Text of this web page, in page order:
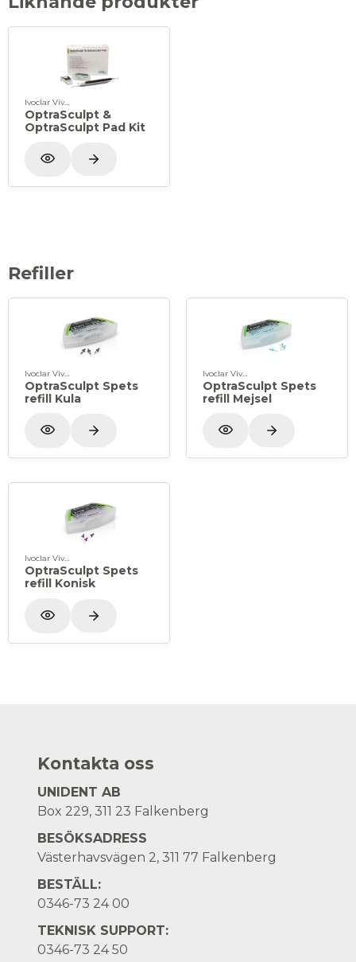
Ivoclar Vivadent
OptraSculpt &
OptraSculpt Pad Kit
Refiller
Ivoclar Vivadent
OptraSculpt Spets
refill Kula
Ivoclar Vivadent
OptraSculpt Spets
refill Mejsel
Ivoclar Vivadent
OptraSculpt Spets
refill Konisk
Kontakta oss
UNIDENT AB
Box 229, 311 23 Falkenberg
BESÖKSADRESS
Västerhavsvägen 2, 311 77 Falkenberg
BESTÄLL:
0346-73 24 00
TEKNISK SUPPORT:
0346-73 24 50